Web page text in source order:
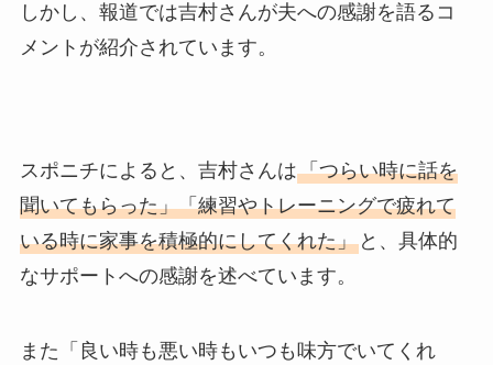
しかし、報道では吉村さんが夫への感謝を語るコ
メントが紹介されています。
スポニチによると、吉村さんは「つらい時に話を
聞いてもらった」「練習やトレーニングで疲れて
いる時に家事を積極的にしてくれた」と、具体的
なサポートへの感謝を述べています。
また「良い時も悪い時もいつも味方でいてくれ